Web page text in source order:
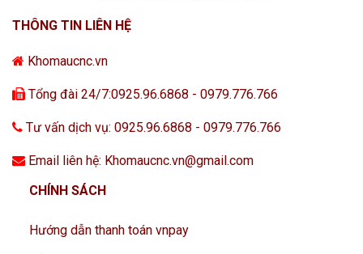
THÔNG TIN LIÊN HỆ
Khomaucnc.vn
Tổng đài 24/7:0925.96.6868 - 0979.776.766
Tư vấn dịch vụ: 0925.96.6868 - 0979.776.766
Email liên hệ: Khomaucnc.vn@gmail.com
CHÍNH SÁCH
Hướng dẫn thanh toán vnpay